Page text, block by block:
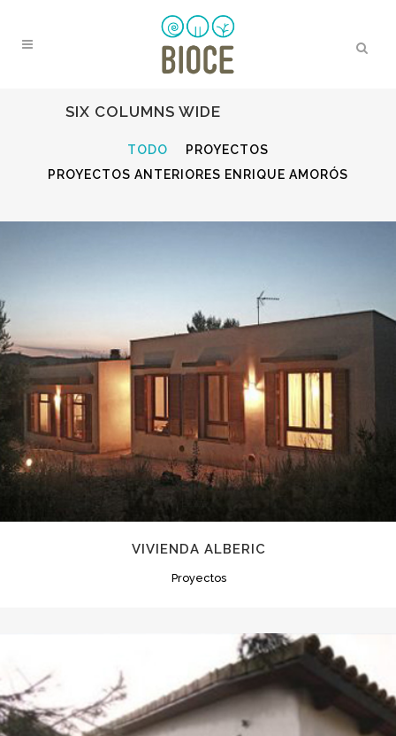
SIX COLUMNS WIDE
TODO
PROYECTOS
PROYECTOS ANTERIORES ENRIQUE AMORÓS
VIVIENDA ALBERIC
Proyectos